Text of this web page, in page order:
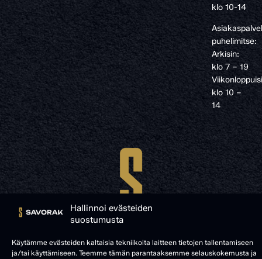
Hallinnoi evästeiden
suostumusta
Käytämme evästeiden kaltaisia tekniikoita laitteen tietojen tallentamiseen
ja/tai käyttämiseen. Teemme tämän parantaaksemme selauskokemusta ja
klo 10-14
puhelimitse:
Arkisin:
klo 7 – 19
klo 10 –
14